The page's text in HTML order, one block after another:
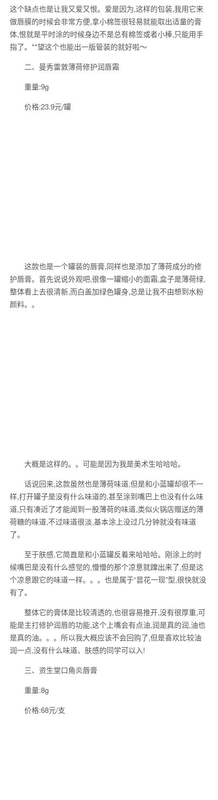
这个缺点也是让我又爱又恨。爱是因为,这样的包装,我用它来
做唇膜的时候会非常方便,拿小棉签很轻易就能取出适量的膏
体,恨就是平时涂的时候身边不是总有棉签或者小棒,只能用手
指了。**望这个也能出一版管装的就好啦～
二、曼秀雷敦薄荷修护润唇霜
重量:9g
价格:23.9元/罐
这款也是一个罐装的唇膏,同样也是添加了薄荷成分的修
护唇膏。首先说说外观吧,很像一罐缩小的面霜,盒子是薄荷绿,
整体看上去很清新,而白盖加绿色罐身,总是让我不由想到水粉
颜料。。
大概是这样的。。可能是因为我是美术生哈哈哈。
话说回来,这款虽然也是薄荷味道,但是和小蓝罐却很不一
样,打开罐子是没有什么味道的,甚至涂到嘴巴上也没有什么味
道,只有凑近了才能闻到一股薄荷的味道,类似火锅店赠送的薄
荷糖的味道,不过味道很淡,基本涂上没过几分钟就没有味道
了。
至于肤感,它简直是和小蓝罐反着来哈哈哈。刚涂上的时
候嘴巴是没有什么感觉的,慢慢的那个凉意就蹿出来了,但是这
个凉意跟它的味道一样。。。也是属于“昙花一现”型,很快就没
有了。
整体它的膏体是比较清透的,也很容易推开,没有很厚重,可
能是主打修护润唇的功能,这个上嘴会有点油,润是真的润,油也
是真的油。。。所以我大概应该不会回购了,但是喜欢比较油
润一点,没有什么味道、肤感的同学可以入!
三、资生堂口角炎唇膏
重量:8g
价格:68元/支